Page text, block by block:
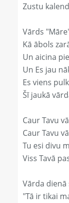
Zustu
Vārds
Kā ābols
Un aicina
Un Es jau
Es viens
Šī jaukā
Caur Tavu
Caur Tavu
Tu esi divu
Viss Tavā
Vārda dienā
"Tā ir tikai